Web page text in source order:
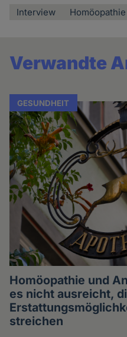
Interview Homöopathie
Verwandte
GESUNDHEIT
Homöopathie und
es nicht ausreicht,
streichen